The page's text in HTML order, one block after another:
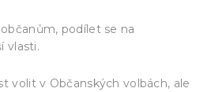
podílet se na
vlasti.
volit v Občanských volbách, ale